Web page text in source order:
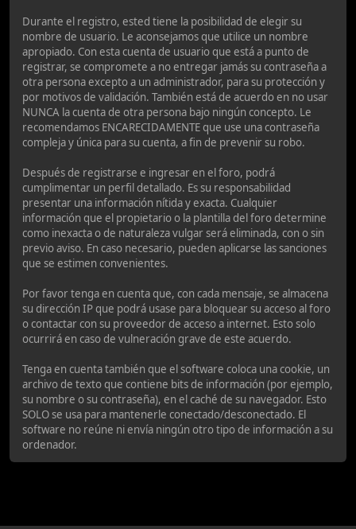
Durante el registro, ested tiene la posibilidad de elegir su
nombre de usuario. Le aconsejamos que utilice un nombre
apropiado. Con esta cuenta de usuario que está a punto de
registrar, se compromete a no entregar jamás su contraseña a
otra persona excepto a un administrador, para su protección y
por motivos de validación. También está de acuerdo en no usar
NUNCA la cuenta de otra persona bajo ningún concepto. Le
recomendamos ENCARECIDAMENTE que use una contraseña
compleja y única para su cuenta, a fin de prevenir su robo.
Después de registrarse e ingresar en el foro, podrá
cumplimentar un perfil detallado. Es su responsabilidad
presentar una información nítida y exacta. Cualquier
información que el propietario o la plantilla del foro determine
como inexacta o de naturaleza vulgar será eliminada, con o sin
previo aviso. En caso necesario, pueden aplicarse las sanciones
que se estimen convenientes.
Por favor tenga en cuenta que, con cada mensaje, se almacena
su dirección IP que podrá usase para bloquear su acceso al foro
o contactar con su proveedor de acceso a internet. Esto solo
ocurrirá en caso de vulneración grave de este acuerdo.
Tenga en cuenta también que el software coloca una cookie, un
archivo de texto que contiene bits de información (por ejemplo,
su nombre o su contraseña), en el caché de su navegador. Esto
SOLO se usa para mantenerle conectado/desconectado. El
software no reúne ni envía ningún otro tipo de información a su
ordenador.